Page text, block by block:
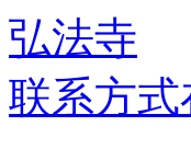
弘法寺
联系方式